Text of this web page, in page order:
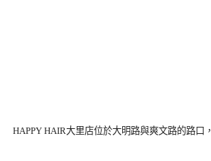
HAPPY HAIR大里店位於大明路與爽文路的路口，